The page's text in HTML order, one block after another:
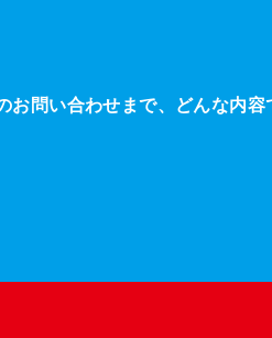
問い合わせまで、どんな内容